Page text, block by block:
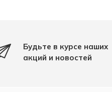
Будьте в курсе наших
акций и новостей